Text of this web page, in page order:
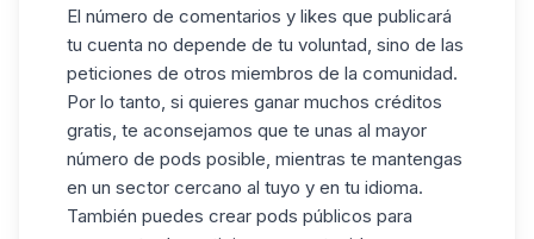
El número de comentarios y likes que publicará
tu cuenta no depende de tu voluntad, sino de las
peticiones de otros miembros de la comunidad.
Por lo tanto, si quieres ganar muchos créditos
gratis, te aconsejamos que te unas al mayor
número de pods posible, mientras te mantengas
en un sector cercano al tuyo y en tu idioma.
También puedes crear pods públicos para